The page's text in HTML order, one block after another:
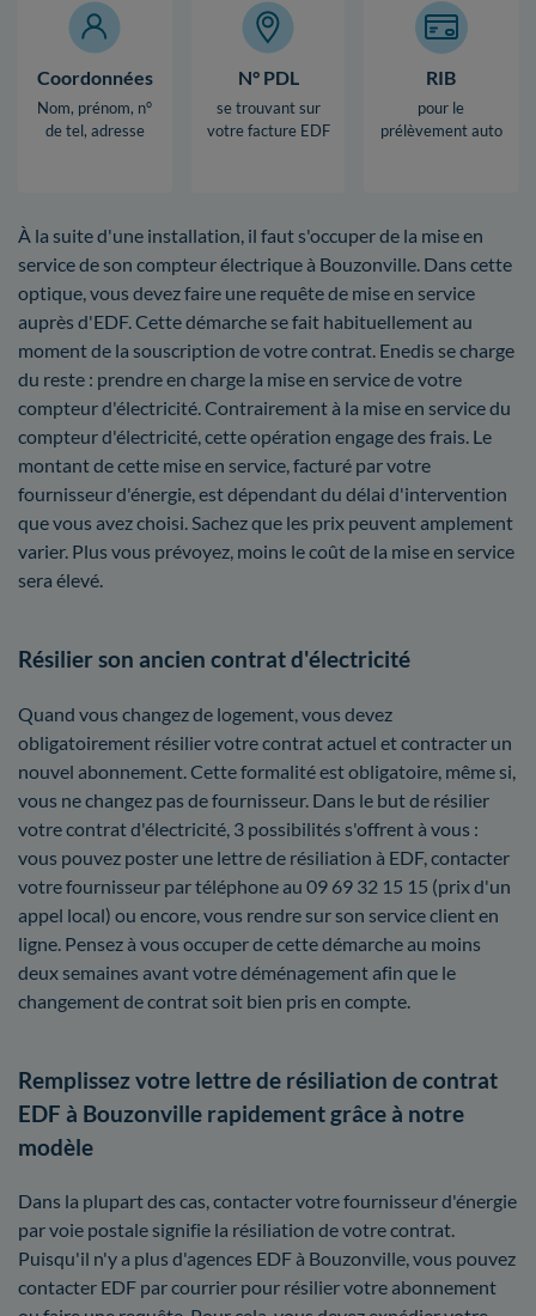
Coordonnées
Nom, prénom, n°
de tel, adresse
N° PDL
se trouvant sur
votre facture EDF
RIB
pour le
prélèvement auto
À la suite d'une installation, il faut s'occuper de la mise en
service de son compteur électrique à Bouzonville. Dans cette
optique, vous devez faire une requête de mise en service
auprès d'EDF. Cette démarche se fait habituellement au
moment de la souscription de votre contrat. Enedis se charge
du reste : prendre en charge la mise en service de votre
compteur d'électricité. Contrairement à la mise en service du
compteur d'électricité, cette opération engage des frais. Le
montant de cette mise en service, facturé par votre
fournisseur d'énergie, est dépendant du délai d'intervention
que vous avez choisi. Sachez que les prix peuvent amplement
varier. Plus vous prévoyez, moins le coût de la mise en service
sera élevé.
Résilier son ancien contrat d'électricité
Quand vous changez de logement, vous devez
obligatoirement résilier votre contrat actuel et contracter un
nouvel abonnement. Cette formalité est obligatoire, même si,
vous ne changez pas de fournisseur. Dans le but de résilier
votre contrat d'électricité, 3 possibilités s'offrent à vous :
vous pouvez poster une lettre de résiliation à EDF, contacter
votre fournisseur par téléphone au 09 69 32 15 15 (prix d'un
appel local) ou encore, vous rendre sur son service client en
ligne. Pensez à vous occuper de cette démarche au moins
deux semaines avant votre déménagement afin que le
changement de contrat soit bien pris en compte.
Remplissez votre lettre de résiliation de contrat
EDF à Bouzonville rapidement grâce à notre
modèle
Dans la plupart des cas, contacter votre fournisseur d'énergie
par voie postale signifie la résiliation de votre contrat.
Puisqu'il n'y a plus d'agences EDF à Bouzonville, vous pouvez
contacter EDF par courrier pour résilier votre abonnement